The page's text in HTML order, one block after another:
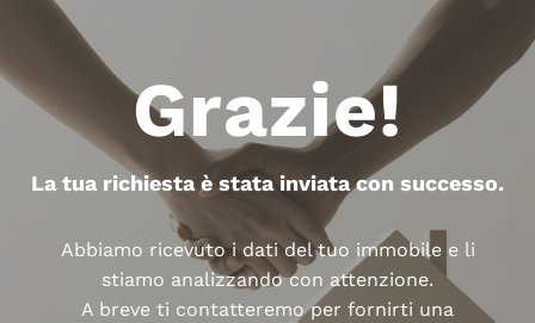
Grazie!
La tua richiesta è stata inviata con successo.
Abbiamo ricevuto i dati del tuo immobile e li
stiamo analizzando con attenzione.
A breve ti contatteremo per fornirti una